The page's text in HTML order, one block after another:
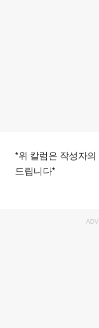
*위 칼럼은 작성자
드립니다*